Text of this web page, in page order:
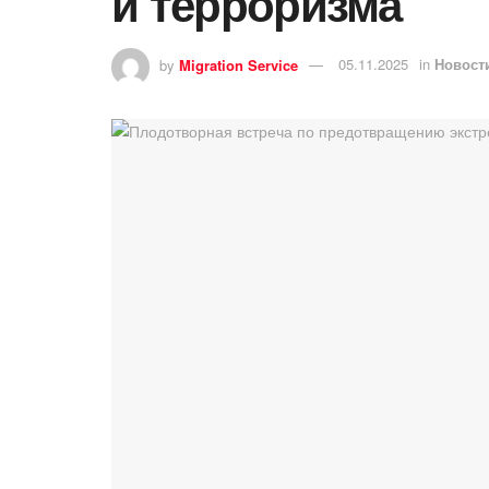
by Migration Service 05.11.2025 in